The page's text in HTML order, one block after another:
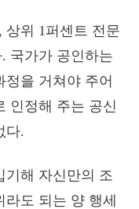
상위 1퍼센트 전문
국가가 공인하는
을 거쳐야 주어
인정해 주는 공신
다.
기해 자신만의 조
도 되는 양 행세